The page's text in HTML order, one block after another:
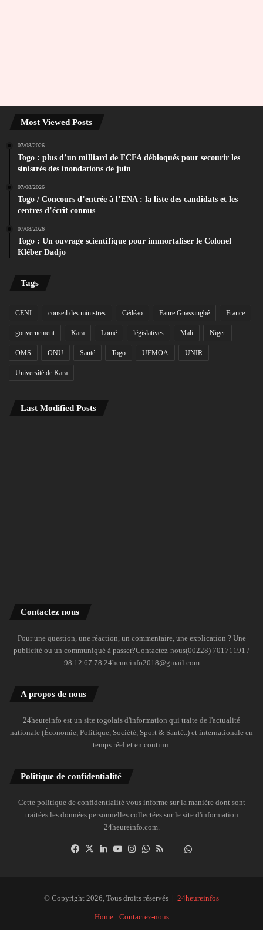
Most Viewed Posts
07/08/2026
Togo : plus d’un milliard de FCFA débloqués pour secourir les
sinistrés des inondations de juin
07/08/2026
Togo / Concours d’entrée à l’ENA : la liste des candidats et les
centres d’écrit connus
07/08/2026
Togo : Un ouvrage scientifique pour immortaliser le Colonel
Kléber Dadjo
Tags
CENI conseil des ministres Cédéao Faure Gnassingbé France
gouvernement Kara Lomé législatives Mali Niger
OMS ONU Santé Togo UEMOA UNIR
Université de Kara
Last Modified Posts
Contactez nous
Pour une question, une réaction, un commentaire, une explication ? Une
publicité ou un communiqué à passer?Contactez-nous(00228) 70171191 /
98 12 67 78 24heureinfo2018@gmail.com
A propos de nous
24heureinfo est un site togolais d'information qui traite de l'actualité
nationale (Économie, Politique, Société, Sport & Santé..) et internationale en
temps réel et en continu.
Politique de confidentialité
Cette politique de confidentialité vous informe sur la manière dont sont
traitées les données personnelles collectées sur le site d'information
24heureinfo.com.
Facebook
X LinkedinYouTubeInstagramWhatsAppDailymotion
© Copyright 2026, Tous droits réservés | 24heureinfos
Home Contactez-nous